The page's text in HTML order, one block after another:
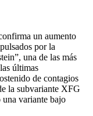
un aumento
por la
una de las más
últimas
de contagios
la subvariante XFG
variante bajo